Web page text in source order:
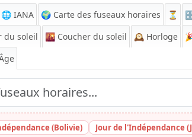
🌐 IANA 🌍 Carte des fuseaux horaires ⏳
du soleil 🌇 Coucher du soleil 🕰️ Horloge
(Bolivie)
Jour de l'Indépendance